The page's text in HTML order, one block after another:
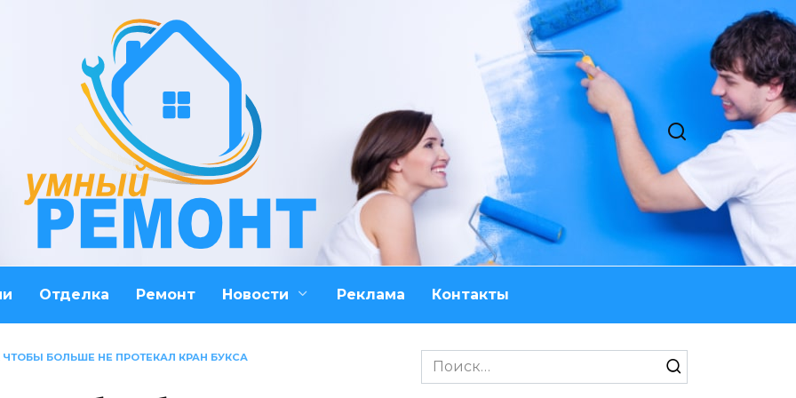
Отделка Ремонт Новости Реклама Контакты
ЧТОБЫ БОЛЬШЕ НЕ ПРОТЕКАЛ КРАН БУКСА
Search
for: